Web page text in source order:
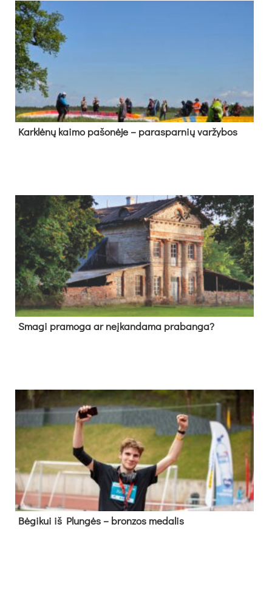
Kark­lė­nų kai­mo pa­šo­nė­je – pa­ras­par­nių var­žy­bos
Sma­gi pra­mo­ga ar neį­kan­da­ma pra­ban­ga?
Bė­gi­kui iš Plun­gės – bron­zos me­da­lis